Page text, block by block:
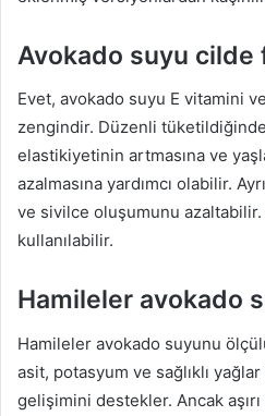
Avokado suyu cilde
Evet, avokado suyu E vitamini
zengindir. Düzenli
elastikiyetinin artmasına ve
azalmasına yardımcı olabilir.
ve sivilce oluşumunu
kullanılabilir.
Hamileler avokado
Hamileler avokado suyunu
asit, potasyum ve sağlıklı
gelişimini destekler. Ancak aşırı